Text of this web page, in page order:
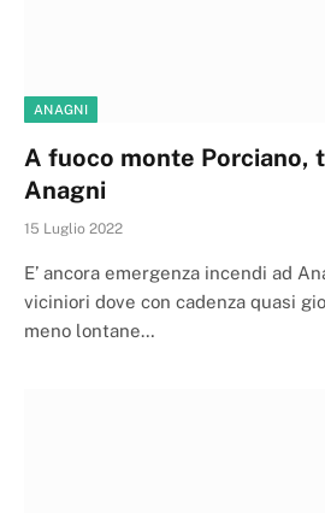
ANAGNI
A fuoco monte Porciano,
Anagni
15 Luglio 2022
E’ ancora emergenza incendi ad
viciniori dove con cadenza quasi
meno lontane…